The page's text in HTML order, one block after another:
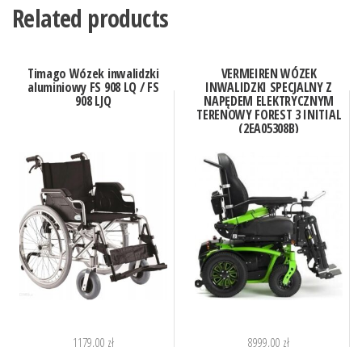
Related products
Timago Wózek inwalidzki
aluminiowy FS 908 LQ / FS
908 LJQ
1179,00 zł
VERMEIREN WÓZEK
INWALIDZKI SPECJALNY Z
NAPĘDEM ELEKTRYCZNYM
TERENOWY FOREST 3 INITIAL
(2EA05308B)
8999,00 zł